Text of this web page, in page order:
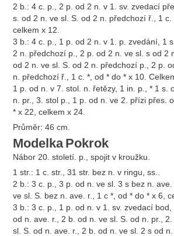
2 b.: 4 c. p., 2 p. od 2 n. v 1. sv. zvedací
s. od 2 n. ve sl. S. od 2 n. předchozí ř., 1 c.
celkem x 12.
3 b.: 4 c. p., 1 p. od 2 n. v 1. p. zvedání, 1
2 n. předchozí p., 2 p. od 2 n. ve sl. s od 2
od 2 n. ve sl. S. od 2 n. předchozí p., 2 p.
n. předchozí ř., 1 c. *, od * do * x 10.
1 p. od n. v 7. stol. n. řetězy, 1 in. p., * 1 s.
n. pr., 3. stol p., 1 p. od n. ve 2. přízi přes.
* x 22, celkem x 24.
Průměr: 46 cm.
Modelka Pokrok
Nábor 20. století. p., spojit v kroužku.
1 str.: 1 c. str., 31 str. bez n. v ringu, ss..
2 b.: 3 c. p., 3 p. od n. ve sl. 3 s bez n. ave.
ve sl. S. bez n. ave. r., 1 c *, od * do * x 6,
3 b.: 3 c. p., 1 p. od n. v 1. sv. zvedací
od n. ave. r., 2 b. od n. ve sl. S. od n. pr.,
sl. S. od n. ave. r., 2 b. od n. ve sl. 2 s od